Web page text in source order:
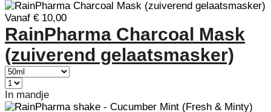
Vanaf € 10,00
RainPharma Charcoal Mask
(zuiverend gelaatsmasker)
In mandje